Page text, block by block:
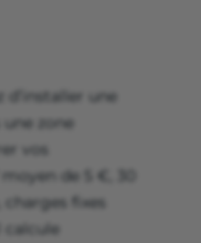
d’installer une
zone
vos
de 5 €, 30
fixes
calcule